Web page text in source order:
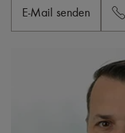
E-Mail senden